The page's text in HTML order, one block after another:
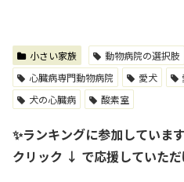
小さい家族 動物病院の選択肢
心臓病専門動物病院
愛犬
犬の心臓病
酸素室
✨ランキングに参加していま
クリック ↓ で応援していた